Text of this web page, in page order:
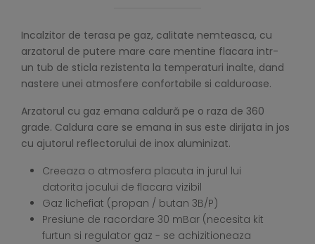
Incalzitor de terasa pe gaz, calitate nemteasca, cu
arzatorul de putere mare care mentine flacara intr-
un tub de sticla rezistenta la temperaturi inalte, dand
nastere unei atmosfere confortabile si calduroase.
Arzatorul cu gaz emana caldură pe o raza de 360
grade. Caldura care se emana in sus este dirijata in jos
cu ajutorul reflectorului de inox aluminizat.
Creeaza o atmosfera placuta in jurul lui
datorita jocului de flacara vizibil
Gaz lichefiat (propan / butan 3B/P)
Presiune de racordare 30 mBar (necesita kit
furtun si regulator gaz - se achizitioneaza